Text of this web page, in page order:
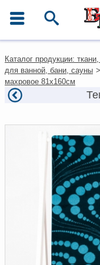
Каталог
Ткани
Домашний
Одежда
Текстиль для
гостиниц
Текстильная
фурнитура
Условия работы
Оплата и доставка
Как оформить
Как нас найти
Написать нам
Каталог продукции:
для ванной, бани, сауны >
махровое 81х160см